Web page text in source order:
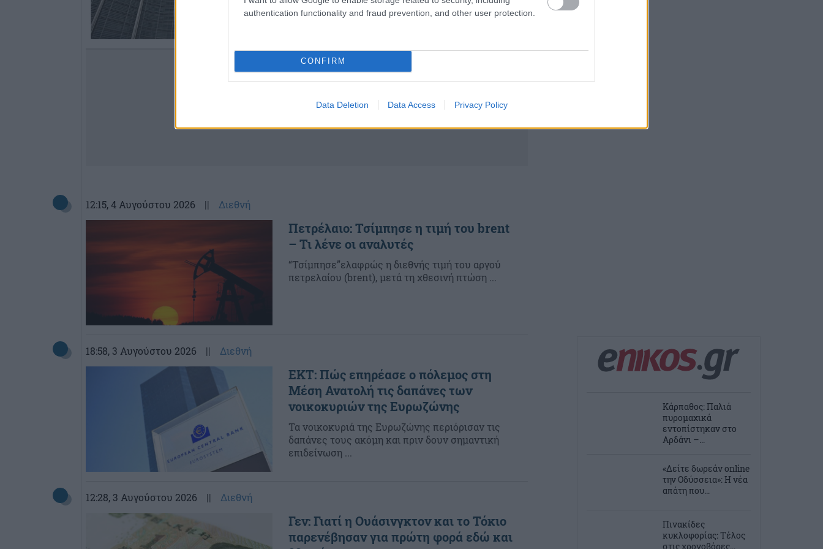
authentication functionality and fraud prevention, and other user protection.
CONFIRM
Data Deletion Data Access Privacy Policy
ολόκληρη την Ευρωπα...
12:15, 4 Αυγούστου 2026 || Διεθνή
Πετρέλαιο: Τσίμπησε η τιμή του brent
– Τι λένε οι αναλυτές
“Τσίμπησε”ελαφρώς η διεθνής τιμή του αργού
πετρελαίου (brent), μετά τη χθεσινή πτώση ...
18:58, 3 Αυγούστου 2026 || Διεθνή
ΕΚΤ: Πώς επηρέασε ο πόλεμος στη
Μέση Ανατολή τις δαπάνες των
νοικοκυριών της Ευρωζώνης
Τα νοικοκυριά της Ευρωζώνης περιόρισαν τις
δαπάνες τους ακόμη και πριν δουν σημαντική
επιδείνωση ...
12:28, 3 Αυγούστου 2026 || Διεθνή
Γεν: Γιατί η Ουάσινγκτον και το Τόκιο
παρενέβησαν για πρώτη φορά εδώ και
Κάρπαθος: Παλιά
πυρομαχικά
εντοπίστηκαν στο
Αρδάνι –...
«Δείτε δωρεάν online
την Οδύσσεια»: Η νέα
απάτη που...
Πινακίδες
κυκλοφορίας: Τέλος
στις χρονοβόρες...